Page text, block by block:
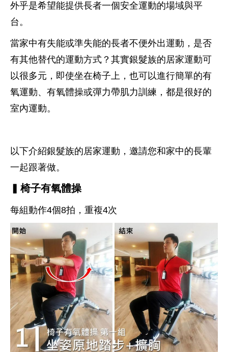
外乎是希望能提供長者一個安全運動的場域與平
台。
當家中有失能或準失能的長者不便外出運動，是否
有其他替代的運動方式？其實銀髮族的居家運動可
以很多元，即使坐在椅子上，也可以進行簡單的有
氧運動、有氧體操或彈力帶肌力訓練，都是很好的
室內運動。
以下介紹銀髮族的居家運動，邀請您和家中的長輩
一起跟著做。
椅子有氧體操
每組動作4個8拍，重複4次